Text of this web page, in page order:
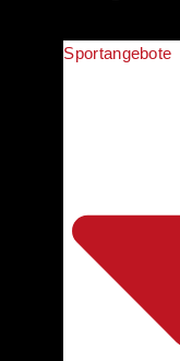
Sportangebote